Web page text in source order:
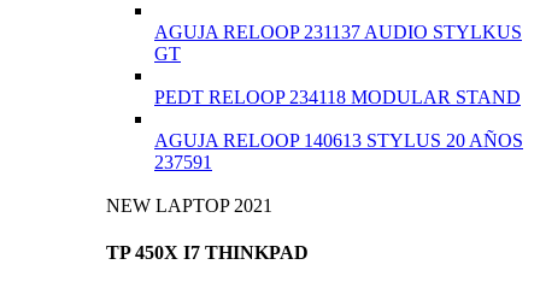
AGUJA RELOOP 231137 AUDIO STYLKUS
GT
PEDT RELOOP 234118 MODULAR STAND
AGUJA RELOOP 140613 STYLUS 20 AÑOS
237591
NEW LAPTOP 2021
TP 450X I7 THINKPAD